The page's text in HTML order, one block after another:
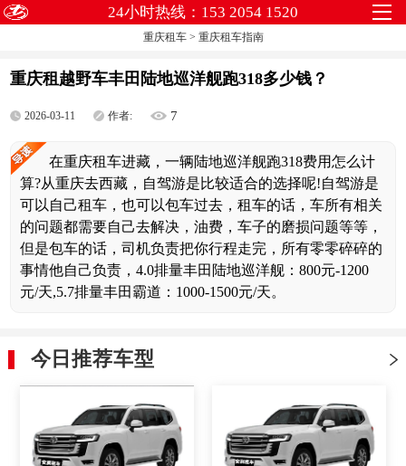
24小时热线：153 2054 1520
重庆租车> 重庆租车指南
重庆租越野车丰田陆地巡洋舰跑318多少钱？
2026-03-11 作者: 7
在重庆租车进藏，一辆陆地巡洋舰跑318费用怎么计
算?从重庆去西藏，自驾游是比较适合的选择呢!自驾游是
可以自己租车，也可以包车过去，租车的话，车所有相关
的问题都需要自己去解决，油费，车子的磨损问题等等，
但是包车的话，司机负责把你行程走完，所有零零碎碎的
事情他自己负责，4.0排量丰田陆地巡洋舰：800元-1200
元/天,5.7排量丰田霸道：1000-1500元/天。
今日推荐车型